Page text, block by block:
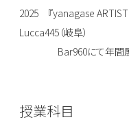
2025 『yanagase
Lucca445（岐阜）
Bar960にて年間展示
授業科目